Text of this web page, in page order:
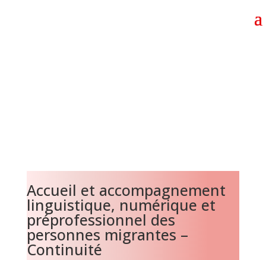
Accueil et accompagnement
linguistique, numérique et
préprofessionnel des
personnes migrantes –
Continuité